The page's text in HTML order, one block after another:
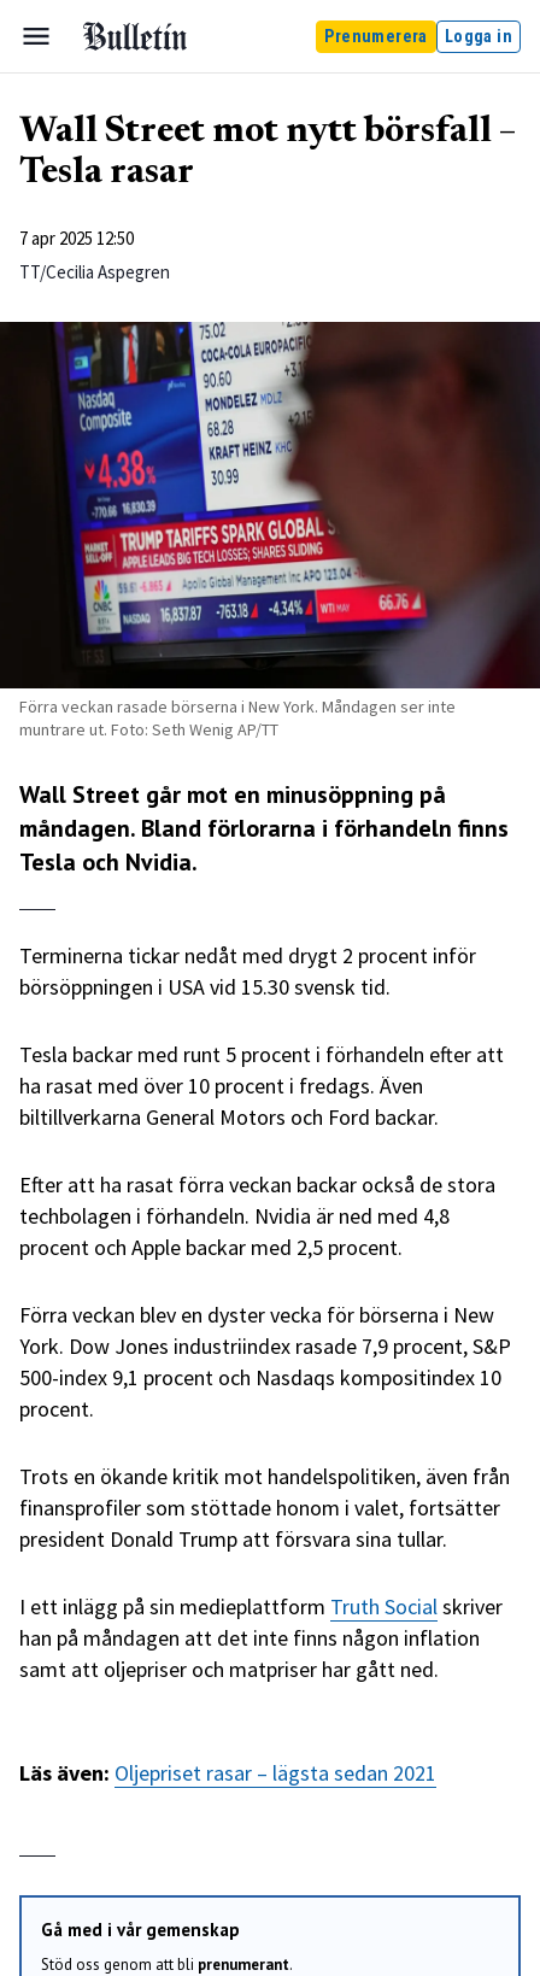
Prenumerera Logga in
Wall Street mot nytt börsfall –
Tesla rasar
7 apr 2025 12:50
TT/Cecilia Aspegren
Förra veckan rasade börserna i New York. Måndagen ser inte
muntrare ut. Foto: Seth Wenig AP/TT
Wall Street går mot en minusöppning på
måndagen. Bland förlorarna i förhandeln finns
Tesla och Nvidia.
Terminerna tickar nedåt med drygt 2 procent inför
börsöppningen i USA vid 15.30 svensk tid.
Tesla backar med runt 5 procent i förhandeln efter att
ha rasat med över 10 procent i fredags. Även
biltillverkarna General Motors och Ford backar.
Efter att ha rasat förra veckan backar också de stora
techbolagen i förhandeln. Nvidia är ned med 4,8
procent och Apple backar med 2,5 procent.
Förra veckan blev en dyster vecka för börserna i New
York. Dow Jones industriindex rasade 7,9 procent, S&P
500-index 9,1 procent och Nasdaqs kompositindex 10
procent.
Trots en ökande kritik mot handelspolitiken, även från
finansprofiler som stöttade honom i valet, fortsätter
president Donald Trump att försvara sina tullar.
I ett inlägg på sin medieplattform Truth Socialskriver
han på måndagen att det inte finns någon inflation
samt att oljepriser och matpriser har gått ned.
Läs även: Oljepriset rasar – lägsta sedan 2021
Gå med i vår gemenskap
Stöd oss genom att bli prenumerant.